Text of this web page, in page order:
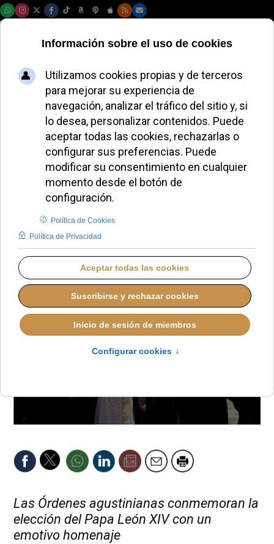
La familia
agustiniana
homenajea al
primer Papa
agustino
Las Órdenes agustinianas conmemoran la
elección del Papa León XIV con un
emotivo homenaje